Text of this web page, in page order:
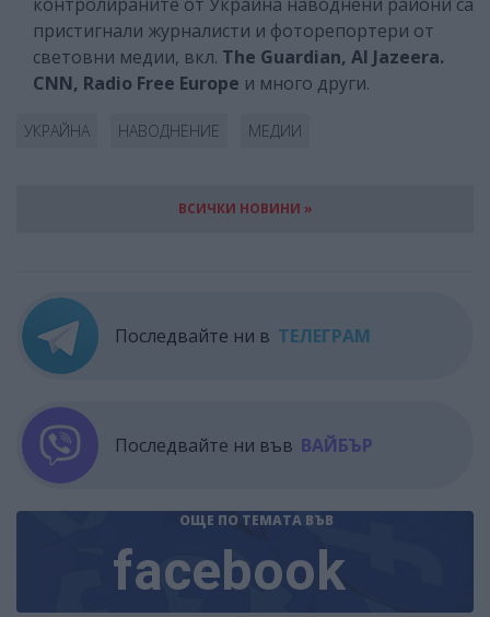
пристигнали журналисти и фоторепортери от
световни медии, вкл. The Guardian, Al Jazeera.
CNN, Radio Free Europe и много други.
УКРАЙНА НАВОДНЕНИЕ МЕДИИ
ВСИЧКИ НОВИНИ »
Последвайте ни в ТЕЛЕГРАМ
Последвайте ни във ВАЙБЪР
ОЩЕ ПО ТЕМАТА ВЪВ
facebook